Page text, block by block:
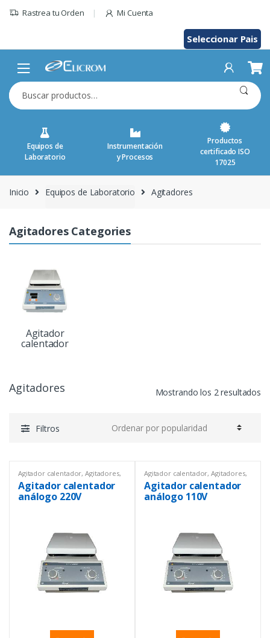
Rastrea tu Orden Mi Cuenta
Seleccionar Pais
Buscar
por:
Equipos de
Laboratorio
Instrumentación
y Procesos
Productos
certificado ISO
17025
Inicio Equipos de Laboratorio Agitadores
Agitadores Categories
Agitador
calentador
Agitadores Mostrando los 2 resultados
Filtros
Agitador calentador,Agitadores,
Equipos de Laboratorio
Agitador calentador
análogo 220V
Agitador calentador,Agitadores,
Equipos de Laboratorio
Agitador calentador
análogo 110V